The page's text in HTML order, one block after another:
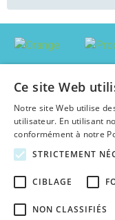
abonnement-tv-
Ce site Web
Notre site Web utilise
utilisateur. En utilisant
conformément à notre
STRICTEMENT
CIBLAGE
NON CLASSIFIÉS